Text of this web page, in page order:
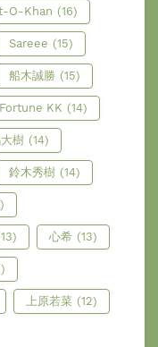
O-Khan (16)
Sareee (15)
船木誠勝 (15)
Fortune KK (14)
樹 (14)
鈴木秀樹 (14)
心希 (13)
上原若菜 (12)